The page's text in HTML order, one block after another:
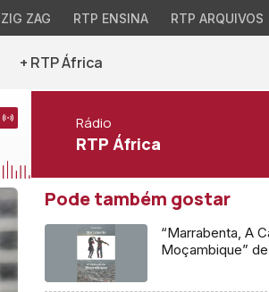
ZAG RTP ENSINA RTP ARQUIVOS
+ RTP África
Rádio
RTP África
Pode também gostar
“Marrabenta, A
Moçambique”